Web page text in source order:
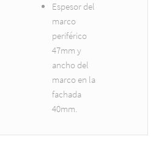
Espesor del
marco
periférico
47mm y
ancho del
marco en la
fachada
40mm.